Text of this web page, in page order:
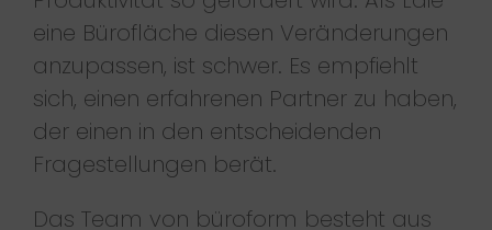
eine Bürofläche diesen Veränderungen
anzupassen, ist schwer. Es empfiehlt
sich, einen erfahrenen Partner zu haben,
der einen in den entscheidenden
Fragestellungen berät.
Das Team von büroform besteht aus